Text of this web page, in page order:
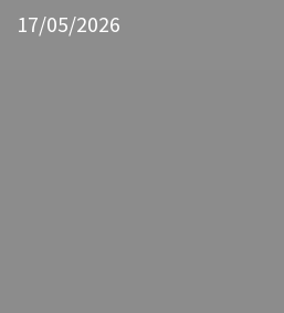
17/05/2026